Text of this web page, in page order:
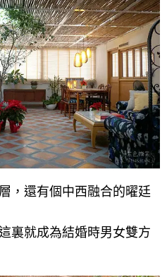
，還有個中西融合的曜廷
裏就成為結婚時男女雙方